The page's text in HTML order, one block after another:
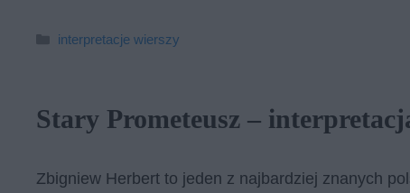
Kategorie
interpretacje wierszy
Stary Prometeusz –
Zbigniew Herbert to jeden z najbardziej znanych